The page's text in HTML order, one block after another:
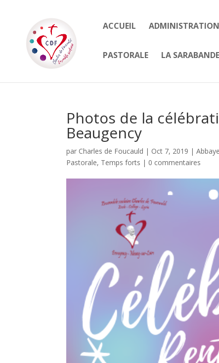
ACCUEIL ADMINISTRATION
PASTORALE LA
Photos de la
Beaugency
par Charles de Foucauld | Oct 7, 2019 |Abbaye
Pastorale, Temps forts | 0 commentaires